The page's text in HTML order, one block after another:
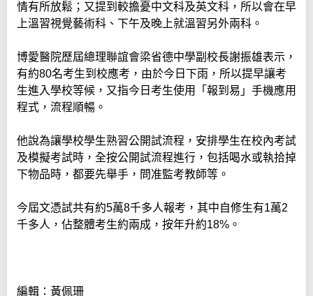
情有所放鬆；又提到較擔憂中文科及英文科，所以會在早
上溫習視覺藝術科、下午及晚上就溫習另外兩科。
博愛醫院歷屆總理聯誼會梁省德中學副校長謝振雄表示，
有約80名考生到校應考，由於今日下雨，所以提早讓考
生進入學校等候，又指今日考生使用「報到易」手機應用
程式，流程順暢。
他說為讓學校學生熟習公開試流程，安排學生在校內考試
及模擬考試時，全按公開試流程進行，包括喝水或執拾掉
下物品時，都要先舉手，問准監考教師等。
今屆文憑試共有約5萬8千多人報考，其中自修生有1萬2
千多人，佔整體考生約兩成，按年升約18%。
編輯：黃佩珊